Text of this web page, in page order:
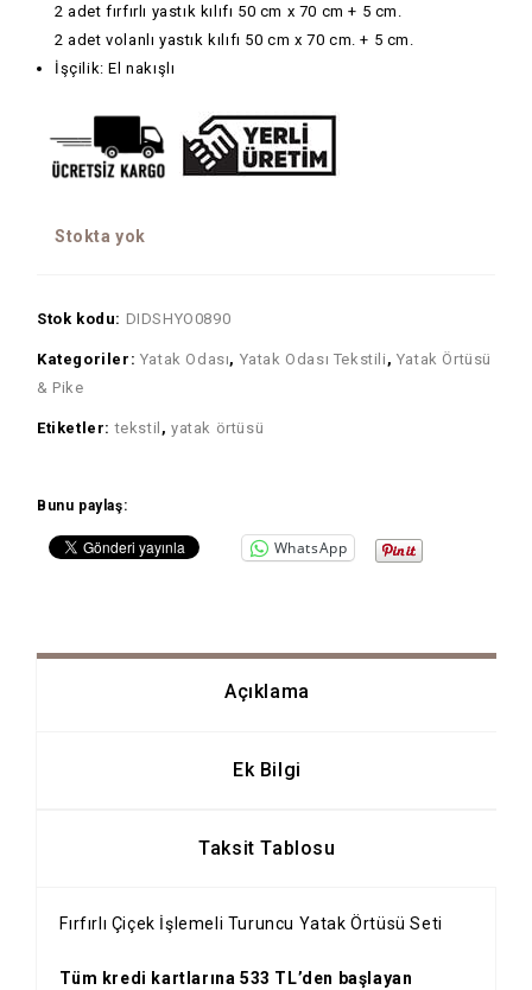
2 adet fırfırlı yastık kılıfı 50 cm x 70 cm + 5 cm.
2 adet volanlı yastık kılıfı 50 cm x 70 cm. + 5 cm.
İşçilik: El nakışlı
Stokta yok
Stok kodu: DIDSHYO0890
Kategoriler: Yatak Odası, Yatak Odası Tekstili , Yatak Örtüsü
& Pike
Etiketler:tekstil ,yatak örtüsü
Bunu paylaş:
WhatsApp
Açıklama
Ek Bilgi
Taksit Tablosu
Fırfırlı Çiçek İşlemeli Turuncu Yatak Örtüsü Seti
Tüm kredi kartlarına 533 TL’den başlayan